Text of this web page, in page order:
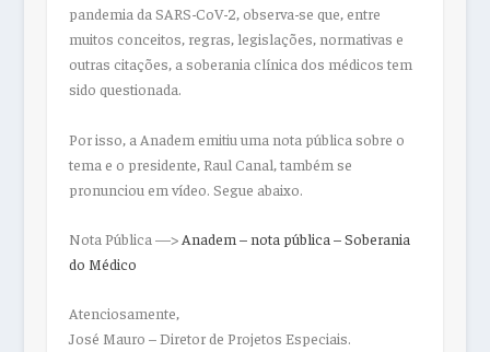
pandemia da SARS-CoV-2, observa-se que, entre
muitos conceitos, regras, legislações, normativas e
outras citações, a soberania clínica dos médicos tem
sido questionada.
Por isso, a Anadem emitiu uma nota pública sobre o
tema e o presidente, Raul Canal, também se
pronunciou em vídeo. Segue abaixo.
Nota Pública —> Anadem – nota pública – Soberania
do Médico
Atenciosamente,
José Mauro – Diretor de Projetos Especiais.